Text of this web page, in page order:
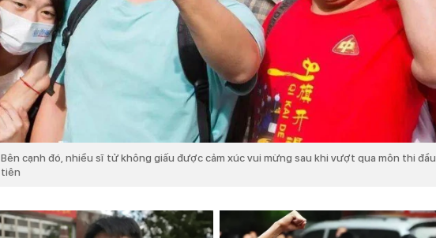
Bên cạnh đó, nhiều sĩ tử không giấu được cảm xúc vui mừng sau khi vượt qua môn thi đầu
tiên